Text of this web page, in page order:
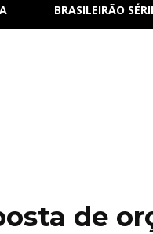
BRASILEIRÃO
de